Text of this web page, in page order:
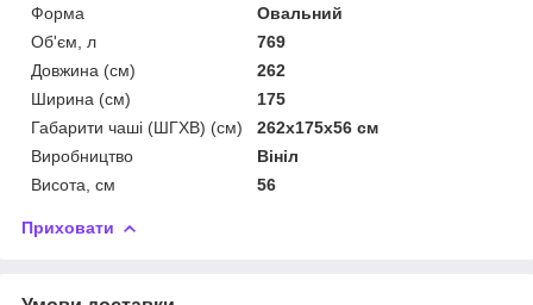
Форма
Овальний
Об'єм, л
769
Довжина (см)
262
Ширина (см)
175
Габарити чаші (ШГХВ) (см)
262х175х56 см
Виробництво
Вініл
Висота, см
56
Приховати